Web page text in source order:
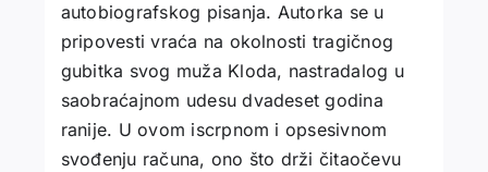
autobiografskog pisanja. Autorka se u
pripovesti vraća na okolnosti tragičnog
gubitka svog muža Kloda, nastradalog u
saobraćajnom udesu dvadeset godina
ranije. U ovom iscrpnom i opsesivnom
svođenju računa, ono što drži čitaočevu